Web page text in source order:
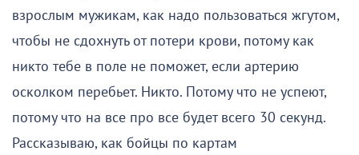
взрослым мужикам, как надо пользоваться жгутом,
чтобы не сдохнуть от потери крови, потому как
никто тебе в поле не поможет, если артерию
осколком перебьет. Никто. Потому что не успеют,
потому что на все про все будет всего 30 секунд.
Рассказываю, как бойцы по картам